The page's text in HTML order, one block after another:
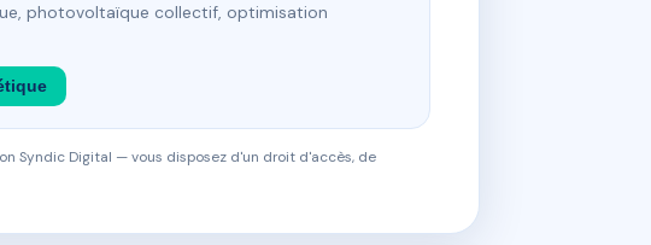
photovoltaïque collectif, optimisation
Syndic Digital — vous disposez d'un droit d'accès, de